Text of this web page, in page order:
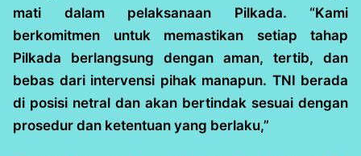
mati dalam pelaksanaan Pilkada. “Kami
berkomitmen untuk memastikan setiap tahap
Pilkada berlangsung dengan aman, tertib, dan
bebas dari intervensi pihak manapun. TNI berada
di posisi netral dan akan bertindak sesuai dengan
prosedur dan ketentuan yang berlaku,”